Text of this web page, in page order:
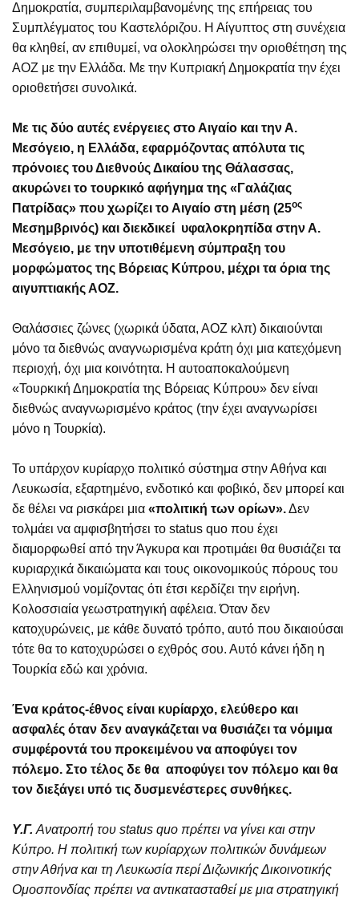
Δημοκρατία, συμπεριλαμβανομένης της επήρειας του
Συμπλέγματος του Καστελόριζου. Η Αίγυπτος στη συνέχεια
θα κληθεί, αν επιθυμεί, να ολοκληρώσει την οριοθέτηση της
ΑΟΖ με την Ελλάδα. Με την Κυπριακή Δημοκρατία την έχει
οριοθετήσει συνολικά.
Με τις δύο αυτές ενέργειες στο Αιγαίο και την Α.
Μεσόγειο, η Ελλάδα, εφαρμόζοντας απόλυτα τις
πρόνοιες του Διεθνούς Δικαίου της Θάλασσας,
ακυρώνει το τουρκικό αφήγημα της «Γαλάζιας
Πατρίδας» που χωρίζει το Αιγαίο στη μέση (25ος
Μεσημβρινός) και διεκδικεί υφαλοκρηπίδα στην Α.
Μεσόγειο, με την υποτιθέμενη σύμπραξη του
μορφώματος της Βόρειας Κύπρου, μέχρι τα όρια της
αιγυπτιακής ΑΟΖ.
Θαλάσσιες ζώνες (χωρικά ύδατα, ΑΟΖ κλπ) δικαιούνται
μόνο τα διεθνώς αναγνωρισμένα κράτη όχι μια κατεχόμενη
περιοχή, όχι μια κοινότητα. Η αυτοαποκαλούμενη
«Τουρκική Δημοκρατία της Βόρειας Κύπρου» δεν είναι
διεθνώς αναγνωρισμένο κράτος (την έχει αναγνωρίσει
μόνο η Τουρκία).
Το υπάρχον κυρίαρχο πολιτικό σύστημα στην Αθήνα και
Λευκωσία, εξαρτημένο, ενδοτικό και φοβικό, δεν μπορεί και
δε θέλει να ρισκάρει μια «πολιτική των ορίων».Δεν
τολμάει να αμφισβητήσει το status quo που έχει
διαμορφωθεί από την Άγκυρα και προτιμάει θα θυσιάζει τα
κυριαρχικά δικαιώματα και τους οικονομικούς πόρους του
Ελληνισμού νομίζοντας ότι έτσι κερδίζει την ειρήνη.
Κολοσσιαία γεωστρατηγική αφέλεια. Όταν δεν
κατοχυρώνεις, με κάθε δυνατό τρόπο, αυτό που δικαιούσαι
τότε θα το κατοχυρώσει ο εχθρός σου. Αυτό κάνει ήδη η
Τουρκία εδώ και χρόνια.
Ένα κράτος-έθνος είναι κυρίαρχο, ελεύθερο και
ασφαλές όταν δεν αναγκάζεται να θυσιάζει τα νόμιμα
συμφέροντά του προκειμένου να αποφύγει τον
πόλεμο. Στο τέλος δε θα αποφύγει τον πόλεμο και θα
τον διεξάγει υπό τις δυσμενέστερες συνθήκες.
Υ.Γ. Ανατροπή του status quo πρέπει να γίνει και στην
Κύπρο. Η πολιτική των κυρίαρχων πολιτικών δυνάμεων
στην Αθήνα και τη Λευκωσία περί Διζωνικής Δικοινοτικής
Ομοσπονδίας πρέπει να αντικατασταθεί με μια στρατηγική